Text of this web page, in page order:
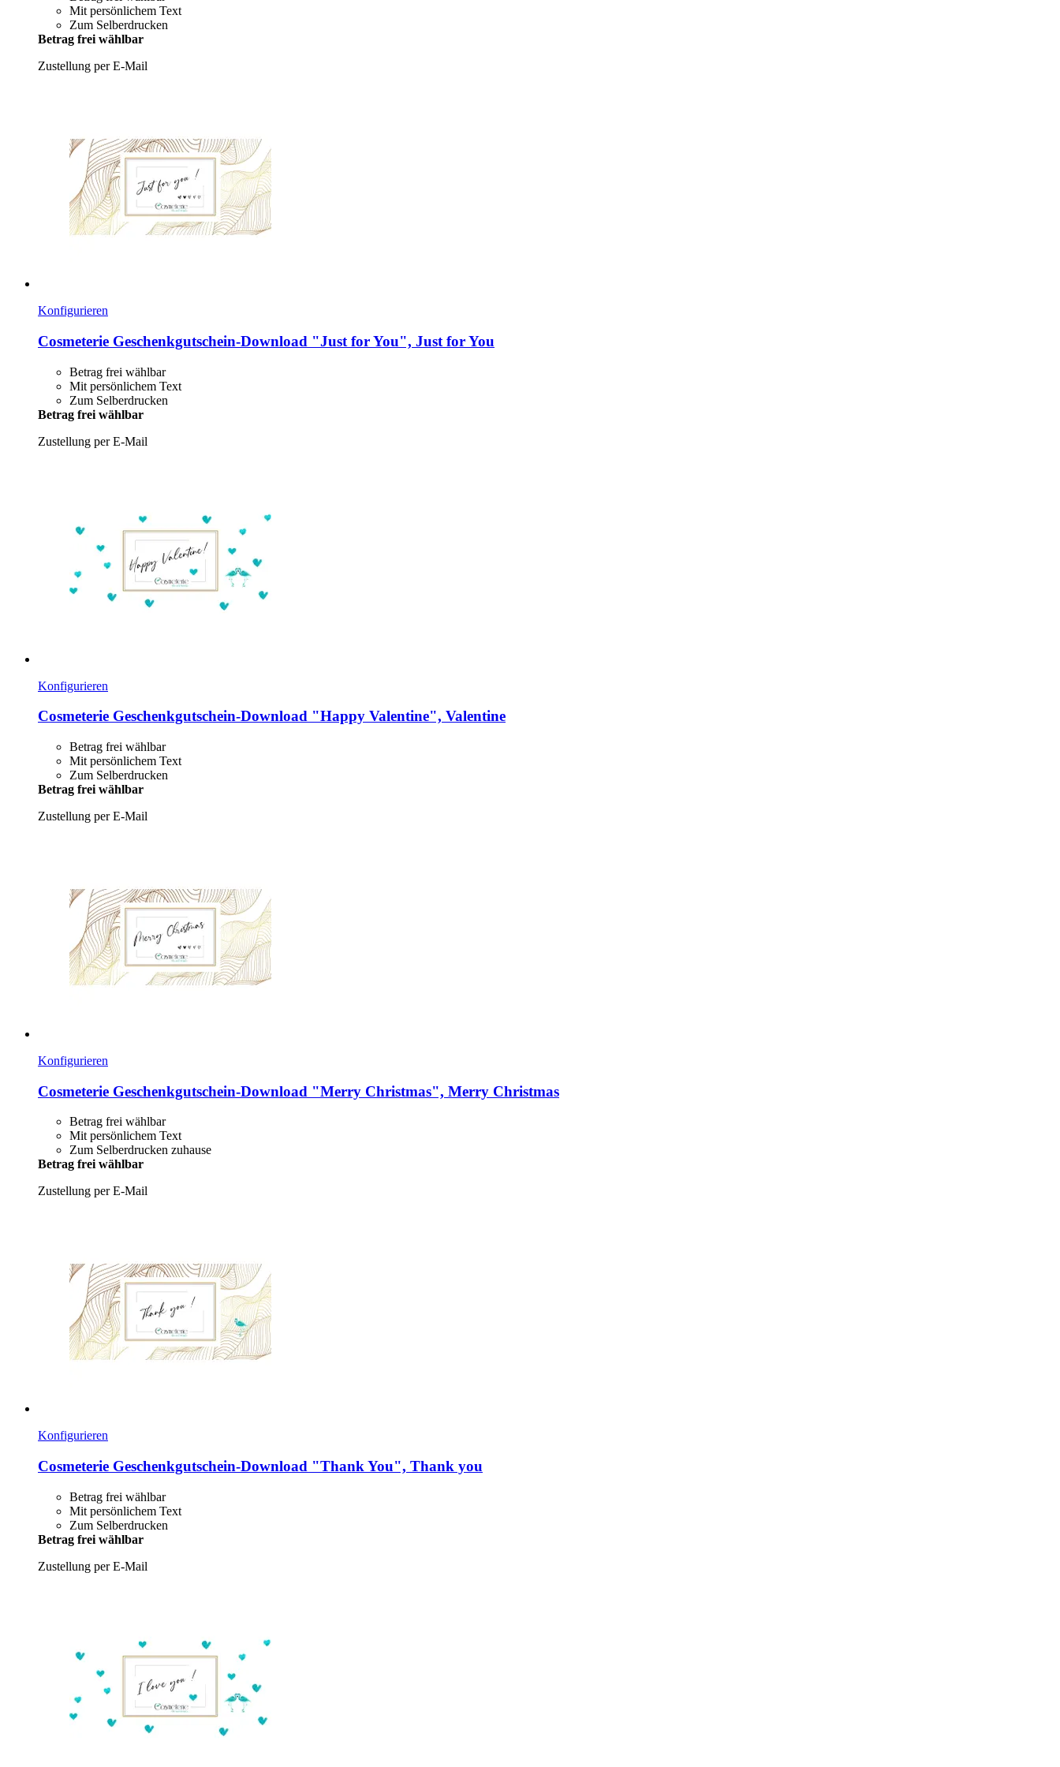
Mit persönlichem Text
Zum Selberdrucken
Betrag frei wählbar
Zustellung per E-Mail
Konfigurieren
Cosmeterie Geschenkgutschein-​Download "Just for You", Just for You
Betrag frei wählbar
Mit persönlichem Text
Zum Selberdrucken
Betrag frei wählbar
Zustellung per E-Mail
Konfigurieren
Cosmeterie Geschenkgutschein-​Download "Happy Valentine", Valentine
Betrag frei wählbar
Mit persönlichem Text
Zum Selberdrucken
Betrag frei wählbar
Zustellung per E-Mail
Konfigurieren
Cosmeterie Geschenkgutschein-​Download "Merry Christmas", Merry Christmas
Betrag frei wählbar
Mit persönlichem Text
Zum Selberdrucken zuhause
Betrag frei wählbar
Zustellung per E-Mail
Konfigurieren
Cosmeterie Geschenkgutschein-​Download "Thank You", Thank you
Betrag frei wählbar
Mit persönlichem Text
Zum Selberdrucken
Betrag frei wählbar
Zustellung per E-Mail